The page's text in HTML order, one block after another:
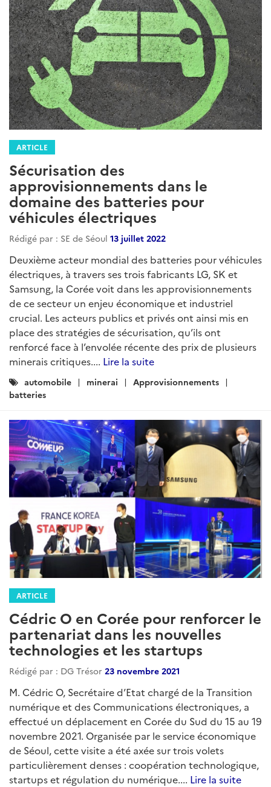
ARTICLE
Sécurisation des
approvisionnements dans le
domaine des batteries pour
véhicules électriques
Rédigé par : SE de Séoul 13 juillet 2022
Deuxième acteur mondial des batteries pour véhicules
électriques, à travers ses trois fabricants LG, SK et
Samsung, la Corée voit dans les approvisionnements
de ce secteur un enjeu économique et industriel
crucial. Les acteurs publics et privés ont ainsi mis en
place des stratégies de sécurisation, qu’ils ont
renforcé face à l’envolée récente des prix de plusieurs
minerais critiques.... Lire la suite
Catégories
:
automobile minerai
Approvisionnements
batteries
ARTICLE
Cédric O en Corée pour renforcer le
partenariat dans les nouvelles
technologies et les startups
Rédigé par : DG Trésor 23 novembre 2021
M. Cédric O, Secrétaire d’Etat chargé de la Transition
numérique et des Communications électroniques, a
effectué un déplacement en Corée du Sud du 15 au 19
novembre 2021. Organisée par le service économique
de Séoul, cette visite a été axée sur trois volets
particulièrement denses : coopération technologique,
startups et régulation du numérique.... Lire la suite